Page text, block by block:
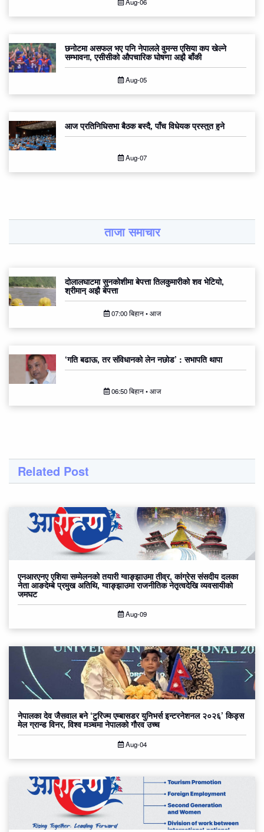
Aug-06
छनोटमा असफल भए पनि नेपालले वुमन्स एसिया कप खेल्ने
सम्भावना, एसीसीको औपचारिक घोषणा अझै बाँकी
Aug-05
आज प्रतिनिधिसभा बैठक बस्दै, पाँच विधेयक प्रस्तुत हुने
Aug-07
ताजा समाचार
दोलालघाटमा सुनकोशीमा बेपत्ता तिलकुमारीको शव भेटियो,
श्रीमान् अझै बेपत्ता
07:00 बिहान • आज
‘गति बढाऊ, तर संविधानको लेन नछोड’ : सभापति थापा
06:50 बिहान • आज
Related Post
एनआरएनए एशिया सम्मेलनको तयारी ग्वाङ्झाउमा तीव्र, कांग्रेस संसदीय दलका
नेता आङदेम्बे प्रमुख अतिथि, ग्वाङ्झाउमा राजनीतिक नेतृत्वदेखि व्यवसायीको
जमघट
Aug-09
नेपालका देव जैसवाल बने ‘टुरिज्म एम्बासडर युनिभर्स इन्टरनेशनल २०२६’ किड्स
मेल ग्रान्ड विनर, विश्व मञ्चमा नेपालको गौरव उच्च
Aug-04